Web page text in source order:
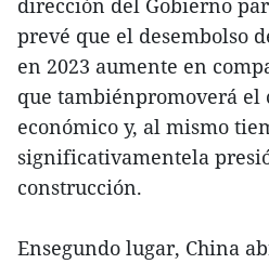
dirección del Gobierno
prevé que el desembolso
en 2023 aumente en
que tambiénpromoverá el
económico y, al mismo
significativamentela
construcción.
Ensegundo lugar, China